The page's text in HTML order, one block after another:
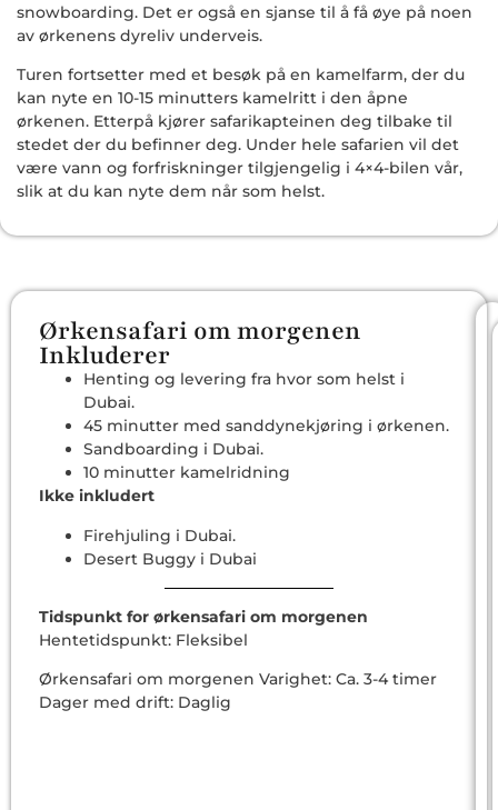
snowboarding. Det er også en sjanse til å få øye på noen
av ørkenens dyreliv underveis.
Turen fortsetter med et besøk på en kamelfarm, der du
kan nyte en 10-15 minutters kamelritt i den åpne
ørkenen. Etterpå kjører safarikapteinen deg tilbake til
stedet der du befinner deg. Under hele safarien vil det
være vann og forfriskninger tilgjengelig i 4×4-bilen vår,
slik at du kan nyte dem når som helst.
Ørkensafari om morgenen
Inkluderer
Henting og levering fra hvor som helst i
Dubai.
45 minutter med sanddynekjøring i ørkenen.
Sandboarding i Dubai.
10 minutter kamelridning
Ikke inkludert
Firehjuling i Dubai.
Desert Buggy i Dubai
Tidspunkt for ørkensafari om morgenen
Hentetidspunkt: Fleksibel
Ørkensafari om morgenen Varighet: Ca. 3-4 timer
Dager med drift: Daglig